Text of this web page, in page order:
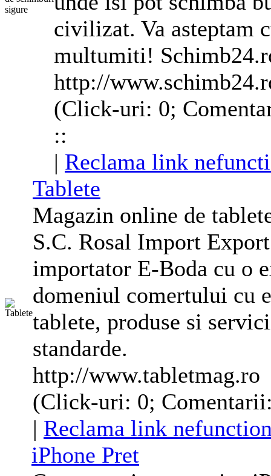
civilizat. Va asteptam
multumiti!
http://
(Click-uri: 0;
::
| Reclama link
Tablete
Magazin online de
S.C. Rosal Import
importator E-Boda cu o
domeniul comertului cu
tablete, produse si
standarde.
http://www.tabletmag.ro
(Click-uri: 0;
| Reclama link
iPhone Pret